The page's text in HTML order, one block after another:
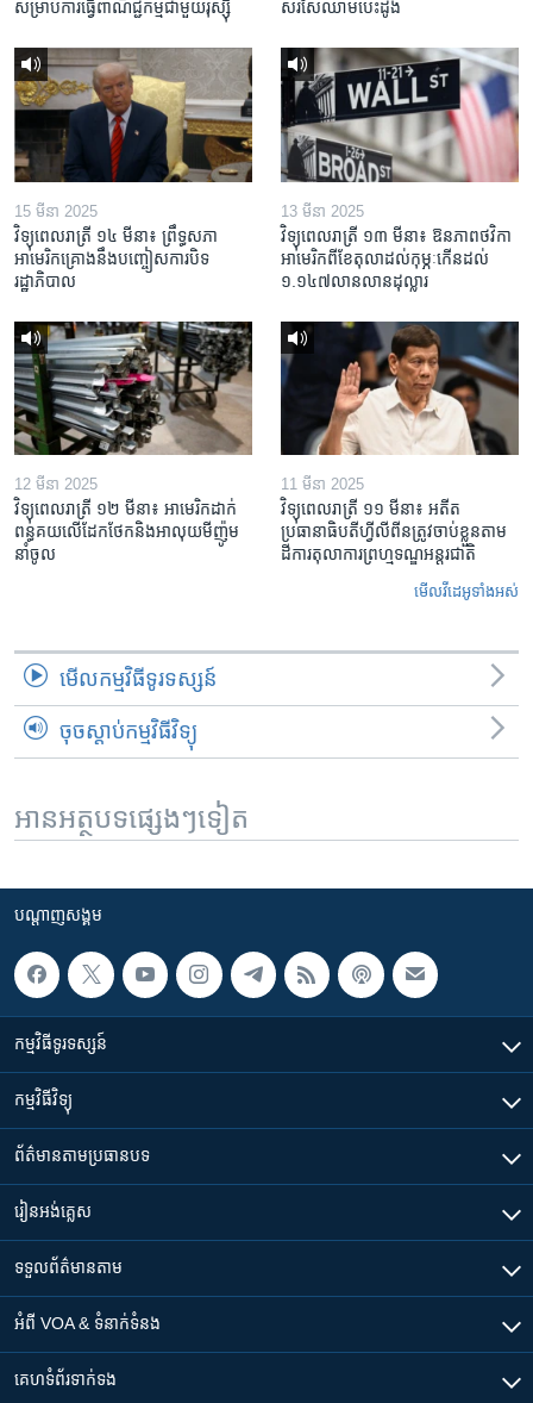
សម្រាប់​ការ​ធ្វើ​ពាណិជ្ជកម្ម​ជាមួយ​រុស្ស៊ី
សរសៃ​ឈាម​បេះដូង
15 មីនា 2025
វិទ្យុពេលរាត្រី ១៤ មីនា៖ ព្រឹទ្ធសភា
អាមេរិកគ្រោងនឹងបញ្ចៀសការបិទ
រដ្ឋាភិបាល
13 មីនា 2025
វិទ្យុពេលរាត្រី ១៣ មីនា៖ ឱនភាព​ថវិកា​
អាមេរិក​ពី​ខែ​តុលា​ដល់​កុម្ភៈ​កើន​ដល់​
១.១៤៧​លានលាន​ដុល្លារ
12 មីនា 2025
វិទ្យុពេលរាត្រី ១២ មីនា៖ អាមេរិក​ដាក់​
ពន្ធគយ​លើ​ដែកថែក​និង​អាលុយ​មីញ៉ូម​
នាំចូល
11 មីនា 2025
វិទ្យុពេលរាត្រី ១១ មីនា៖ អតីត​
ប្រធានាធិបតីហ្វីលីពីន​ត្រូវ​ចាប់ខ្លួនតាម
ដីការ​តុលាការ​ព្រហ្មទណ្ឌ​អន្តរជាតិ
មើល​វីដេអូ​ទាំង​អស់
មើល​កម្មវិធី​ទូរទស្សន៍
ចុចស្តាប់កម្មវិធីវិទ្យុ
អានអត្ថបទផ្សេងៗទៀត
បណ្តាញ​សង្គម
កម្មវិធី​ទូរទស្សន៍
កម្មវិធី​វិទ្យុ
ព័ត៌មាន​តាមប្រធានបទ​
រៀន​​អង់គ្លេស
ទទួល​ព័ត៌មាន​តាម
អំពី​ VOA & ទំនាក់ទំនង
គេហទំព័រ​​ទាក់ទង